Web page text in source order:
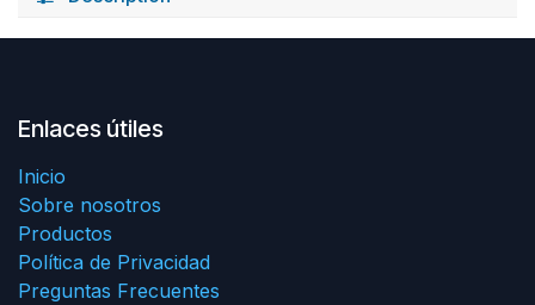
Enlaces útiles
Inicio
Sobre nosotros
Productos
Política de Privacidad
Preguntas Frecuentes